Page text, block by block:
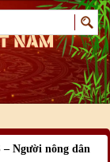
– Người nông dân